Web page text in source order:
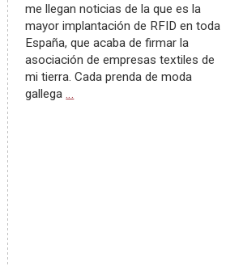
me llegan noticias de la que es la
mayor implantación de RFID en toda
España, que acaba de firmar la
asociación de empresas textiles de
mi tierra. Cada prenda de moda
gallega…